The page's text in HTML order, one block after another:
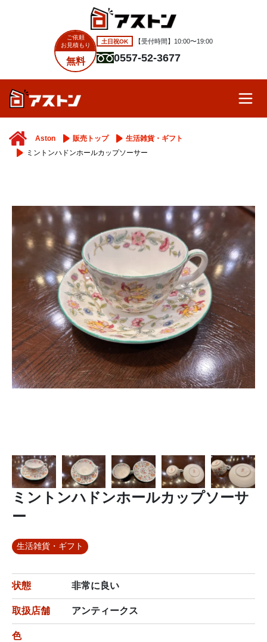
ご依頼
お見積もり
無料
土日祝OK 【受付時間】10:00〜19:00
0557-52-3677
Aston 販売トップ 生活雑貨・ギフト
ミントンハドンホールカップソーサー
ミントンハドンホールカップソーサ
ー
生活雑貨・ギフト
状態 非常に良い
取扱店舗 アンティークス
色